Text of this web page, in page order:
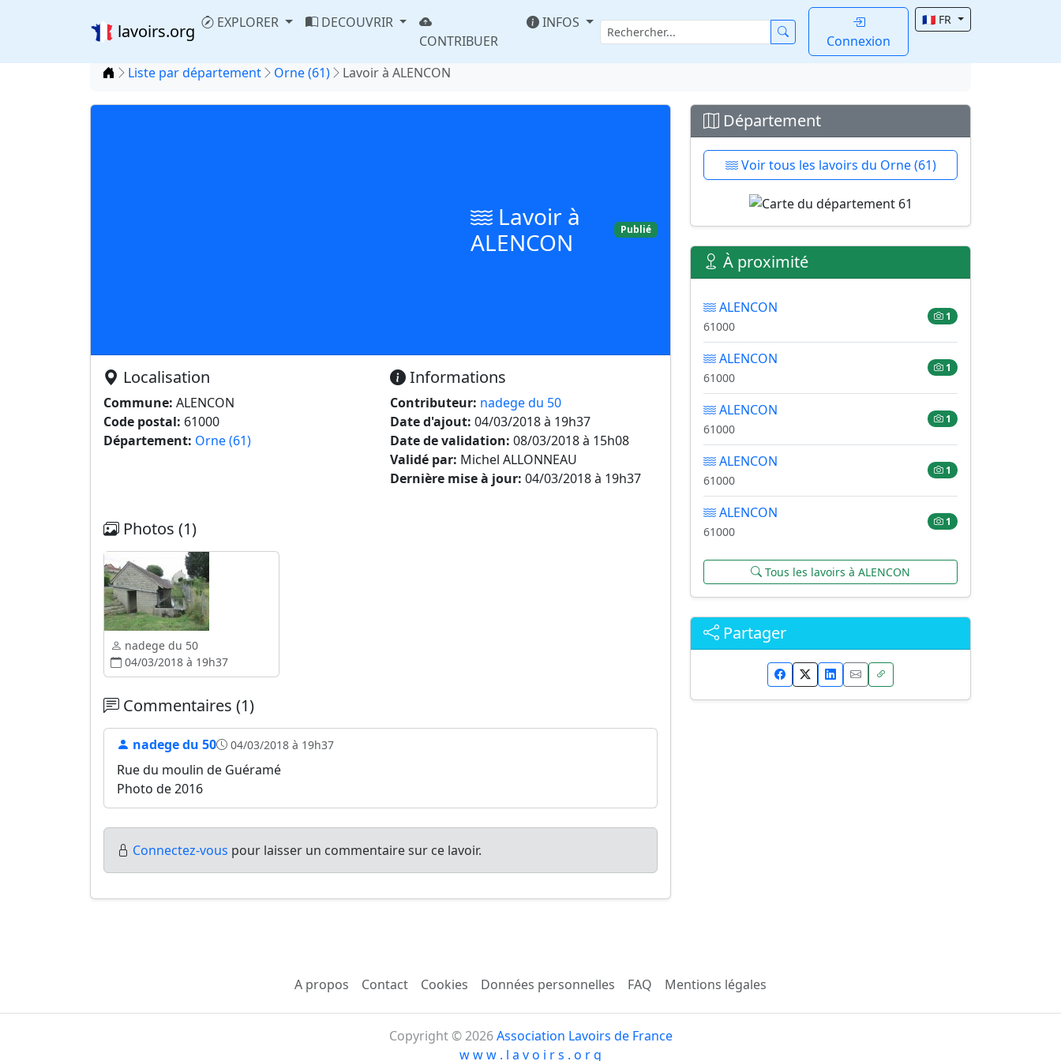
lavoirs.org EXPLORER
DECOUVRIR
CONTRIBUER
INFOS
Connexion
🇫🇷 FR
Accueil
Liste par département Orne (61) Lavoir à ALENCON
Lavoir à
ALENCON
Publié
Localisation
Commune: ALENCON
Code postal: 61000
Département: Orne (61)
Informations
Contributeur: nadege du 50
Date d'ajout: 04/03/2018 à 19h37
Date de validation: 08/03/2018 à 15h08
Validé par: Michel ALLONNEAU
Dernière mise à jour: 04/03/2018 à 19h37
Photos (1)
nadege du 50
04/03/2018 à 19h37
Commentaires (1)
nadege du 50 04/03/2018 à 19h37
Rue du moulin de Guéramé
Photo de 2016
Connectez-vous pour laisser un commentaire sur ce lavoir.
Département
Voir tous les lavoirs du Orne (61)
À proximité
ALENCON
61000
1
ALENCON
61000
1
ALENCON
61000
1
ALENCON
61000
1
ALENCON
61000
1
Tous les lavoirs à ALENCON
Partager
A propos Contact Cookies Données personnelles FAQ Mentions légales
Copyright © 2026Association Lavoirs de France
w w w . l a v o i r s . o r g